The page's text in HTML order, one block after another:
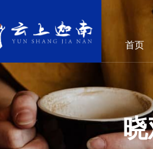
首页
晓